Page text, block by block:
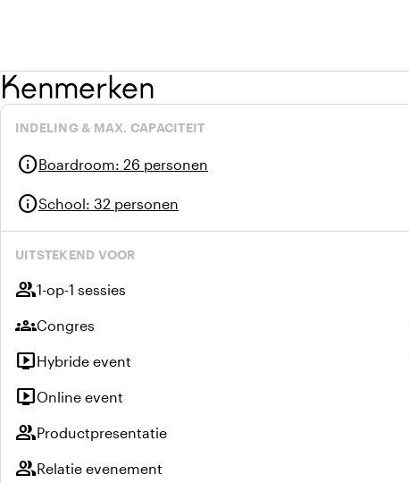
Kenmerken
INDELING & MAX. CAPACITEIT
infoBoardroom: 26 personen
infoSchool: 32 personen
UITSTEKEND VOOR
group1-op-1 sessies
groupsCongres
live_tvHybride event
live_tvOnline event
groupProductpresentatie
groupRelatie evenement